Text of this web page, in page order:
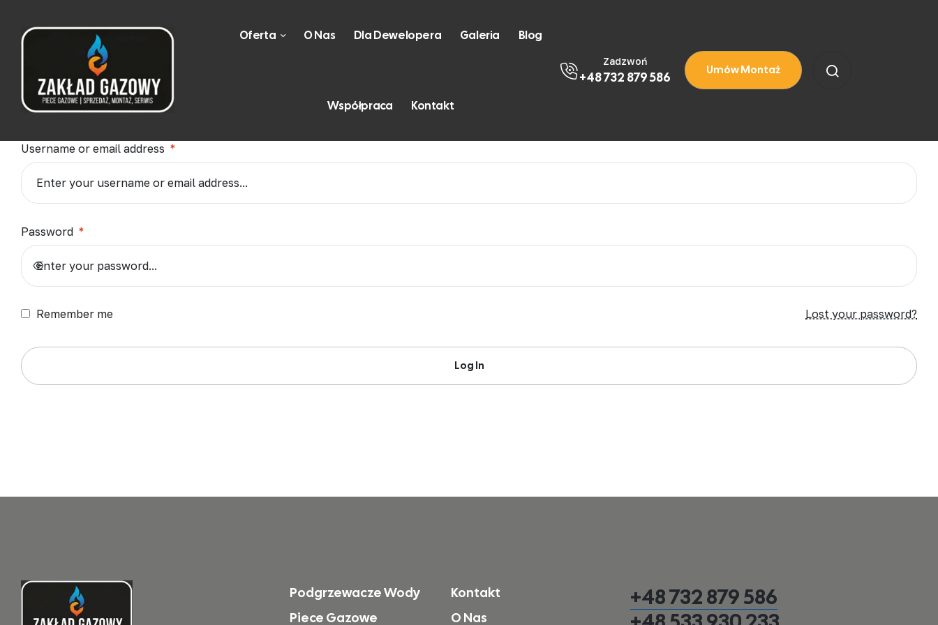
Oferta O Nas Dla Dewelopera Galeria Blog
Współpraca Kontakt
Zadzwoń
+48 732 879 586 Umów Montaż
Login
Username or email address *
Password *
Remember me Lost your password?
Log In
Podgrzewacze Wody
Piece Gazowe
Kontakt
O Nas
+48 732 879 586